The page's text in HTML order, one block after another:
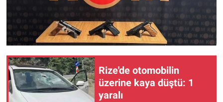
Rize'de otomobilin
üzerine kaya düştü: 1
yaralı